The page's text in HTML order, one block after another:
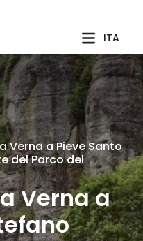
ITA
Verna a Pieve Santo
del Parco del
Verna a